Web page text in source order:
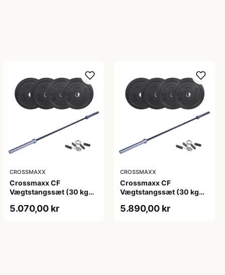
CROSSMAXX
Crossmaxx CF
Vægtstangssæt (30 kg
vægtstang). Perfekt til
5.070,00 kr
CROSSMAXX
Crossmaxx CF
Vægtstangssæt (30 kg
vægtstang). Perfekt til
5.890,00 kr